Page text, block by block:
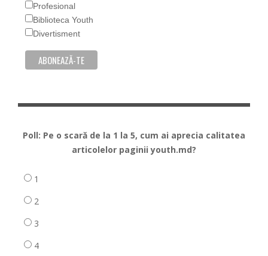
Profesional
Biblioteca Youth
Divertisment
Poll: Pe o scară de la 1 la 5, cum ai aprecia calitatea
articolelor paginii youth.md?
1
2
3
4